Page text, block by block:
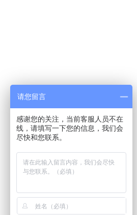
请您留言
感谢您的关注，当前客服人员不在
线，请填写一下您的信息，我们会
尽快和您联系。